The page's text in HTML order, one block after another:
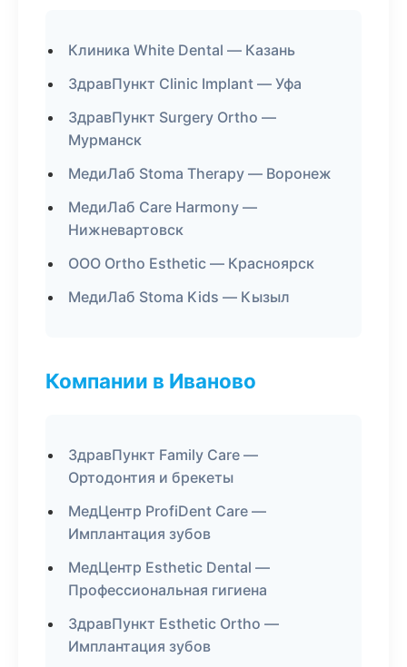
Клиника White Dental — Казань
ЗдравПункт Clinic Implant — Уфа
ЗдравПункт Surgery Ortho —
Мурманск
МедиЛаб Stoma Therapy — Воронеж
МедиЛаб Care Harmony —
Нижневартовск
ООО Ortho Esthetic — Красноярск
МедиЛаб Stoma Kids — Кызыл
Компании в Иваново
ЗдравПункт Family Care —
Ортодонтия и брекеты
МедЦентр ProfiDent Care —
Имплантация зубов
МедЦентр Esthetic Dental —
Профессиональная гигиена
ЗдравПункт Esthetic Ortho —
Имплантация зубов